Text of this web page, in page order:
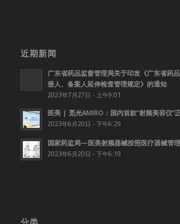
近期新闻
广东省药品监督管理局关于印发《广东省药
册人、备案人延伸检查管理规定》的通知
2023年7月27日 - 上午9:01
医美 | 觅光AMIRO：国内首款”射频美容仪”
2023年6月20日 - 下午6:29
国家药监局—医美射频器械按照医疗器械管理
2023年6月20日 - 下午6:19